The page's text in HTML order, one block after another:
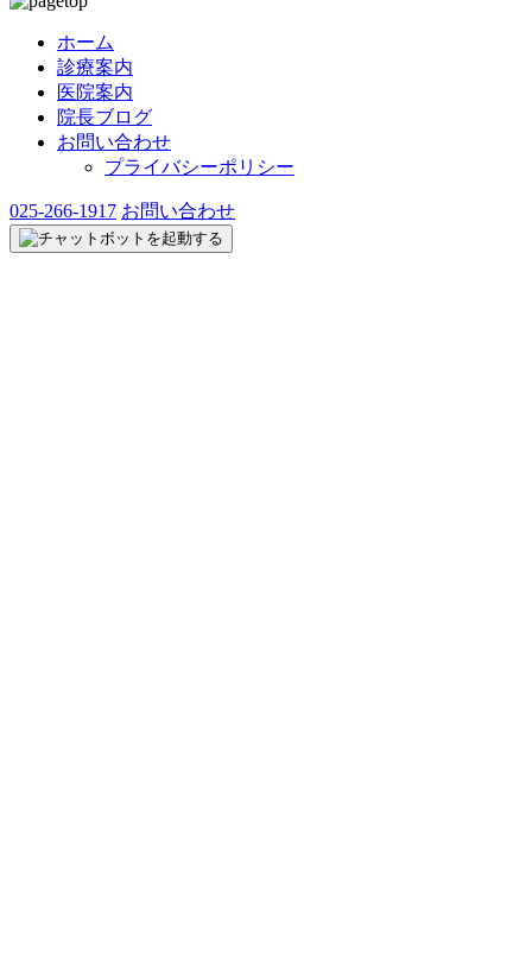
ホーム
診療案内
医院案内
院長ブログ
お問い合わせ
プライバシーポリシー
025-266-1917 お問い合わせ